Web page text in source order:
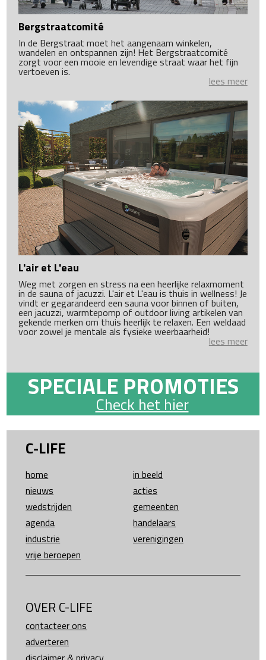
Bergstraatcomité
In de Bergstraat moet het aangenaam winkelen,
wandelen en ontspannen zijn! Het Bergstraatcomité
zorgt voor een mooie en levendige straat waar het fijn
vertoeven is.
lees meer
L'air et L'eau
Weg met zorgen en stress na een heerlijke relaxmoment
in de sauna of jacuzzi. L'air et L'eau is thuis in wellness! Je
vindt er gegarandeerd een sauna voor binnen of buiten,
een jacuzzi, warmtepomp of outdoor living artikelen van
gekende merken om thuis heerlijk te relaxen. Een weldaad
voor zowel je mentale als fysieke weerbaarheid!
lees meer
SPECIALE PROMOTIES
Check het hier
C-LIFE
home
in beeld
nieuws
acties
wedstrijden
gemeenten
agenda
handelaars
industrie
verenigingen
vrije beroepen
OVER C-LIFE
contacteer ons
adverteren